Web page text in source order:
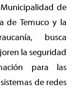
de
de Temuco y la
busca
la seguridad
para las
de redes